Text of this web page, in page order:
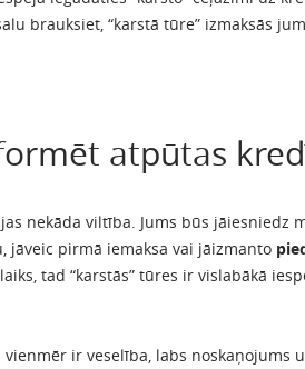
brauksiet, “karstā tūre” izmaksās
atpūtas
nekāda viltība. Jums būs jāiesniedz
jāveic pirmā iemaksa vai jāizmanto
tad “karstās” tūres ir vislabākā
vienmēr ir veselība, labs noskaņojums